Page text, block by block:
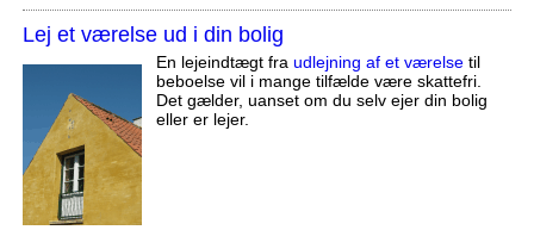
Lej et værelse ud i din bolig
En lejeindtægt fra udlejning af et værelsetil
beboelse vil i mange tilfælde være skattefri.
Det gælder, uanset om du selv ejer din bolig
eller er lejer.